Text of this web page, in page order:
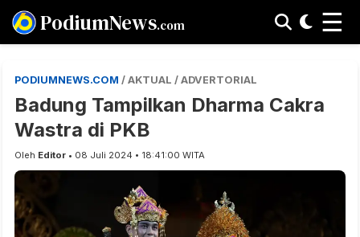
PodiumNews.com ☰
PODIUMNEWS.COM / AKTUAL / ADVERTORIAL
Badung Tampilkan Dharma Cakra
Wastra di PKB
Oleh Editor • 08 Juli 2024 • 18:41:00 WITA